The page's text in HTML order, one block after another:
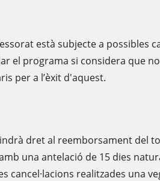
està subjecte a possibles
el programa si considera que
per a l’èxit d'aquest.
dret al reemborsament del
una antelació de 15 dies
cancel·lacions realitzades una